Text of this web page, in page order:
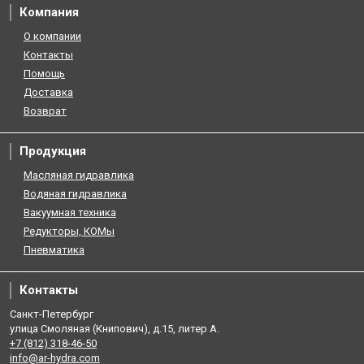
Компания
О компании
Контакты
Помощь
Доставка
Возврат
Продукция
Масляная гидравлика
Водяная гидравлика
Вакуумная техника
Редукторы, КОМы
Пневматика
Контакты
Санкт-Петербург
улица Смоляная (Книпович), д.15, литер А.
+7 (812) 318-46-50
info@ar-hydra.com